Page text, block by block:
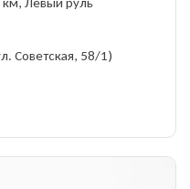
Советская, 58/1)